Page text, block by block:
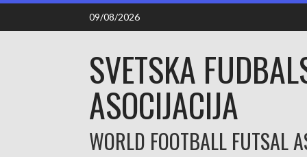
Skip
content
09/08/2026
SVETSKA
ASOCIJACIJA
WORLD FOOTBALL FUTSAL